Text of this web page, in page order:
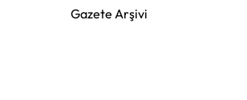
Gazete Arşivi